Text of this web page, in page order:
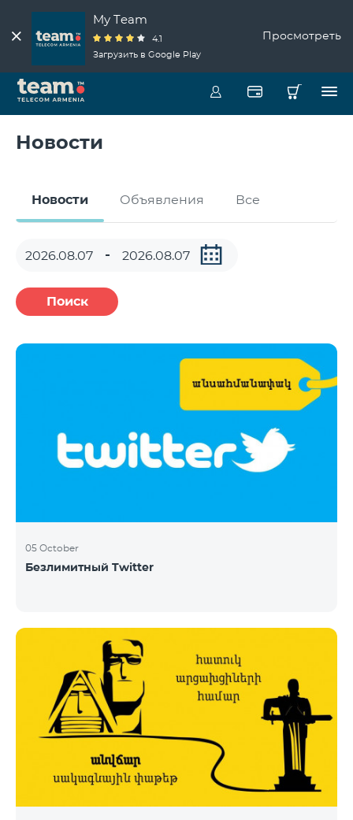
My Team
4.1
Загрузить в Google Play
Просмотреть
Новости
Новости Объявления Все
Поиск
05 October
Безлимитный Twitter